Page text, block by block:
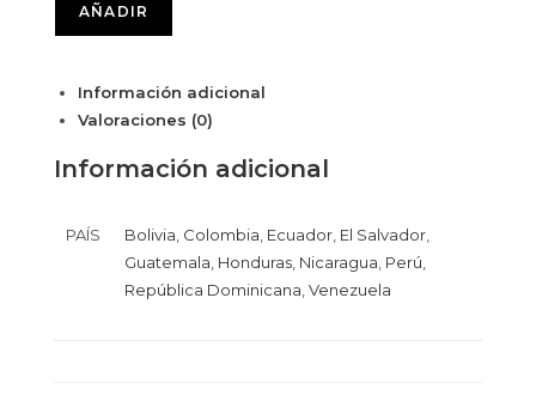
AÑADIR
Información adicional
Valoraciones (0)
Información adicional
PAÍS Bolivia Colombia Ecuador El Salvador
Guatemala Honduras Nicaragua Perú
República Dominicana Venezuela